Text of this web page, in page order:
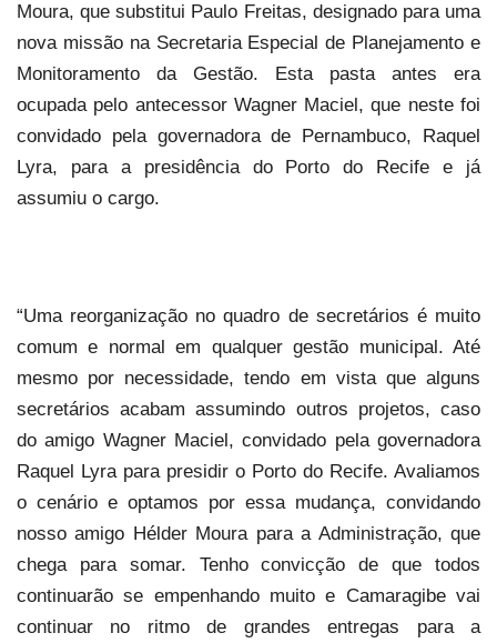
Moura, que substitui Paulo Freitas, designado para uma
nova missão na Secretaria Especial de Planejamento e
Monitoramento da Gestão. Esta pasta antes era
ocupada pelo antecessor Wagner Maciel, que neste foi
convidado pela governadora de Pernambuco, Raquel
Lyra, para a presidência do Porto do Recife e já
assumiu o cargo.
“Uma reorganização no quadro de secretários é muito
comum e normal em qualquer gestão municipal. Até
mesmo por necessidade, tendo em vista que alguns
secretários acabam assumindo outros projetos, caso
do amigo Wagner Maciel, convidado pela governadora
Raquel Lyra para presidir o Porto do Recife. Avaliamos
o cenário e optamos por essa mudança, convidando
nosso amigo Hélder Moura para a Administração, que
chega para somar. Tenho convicção de que todos
continuarão se empenhando muito e Camaragibe vai
continuar no ritmo de grandes entregas para a